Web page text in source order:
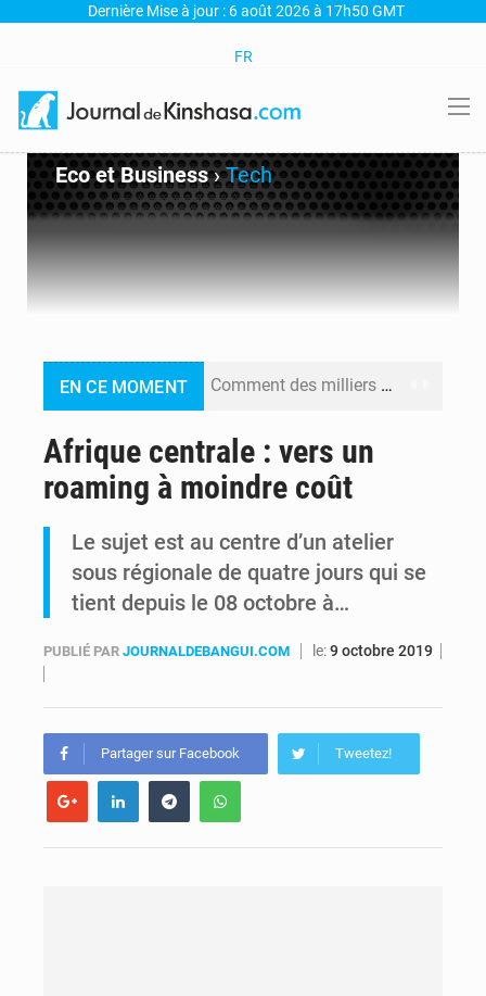
Dernière Mise à jour : 6 août 2026 à 17h50 GMT
FR
Eco et Business›Tech
EN CE MOMENT Comment des milliers d’Africains protègent et font fructifier leur argent avec l’USDT
Ebola Bundibugyo : Tshisekedi mobilise le Gouvernement, l’OMS et Africa CDC pour renforcer la riposte
Afrique centrale : vers un
roaming à moindre coût
Le sujet est au centre d’un atelier
sous régionale de quatre jours qui se
tient depuis le 08 octobre à…
PUBLIÉ PAR JOURNALDEBANGUI.COM le:9 octobre 2019
Partager sur Facebook Tweetez!